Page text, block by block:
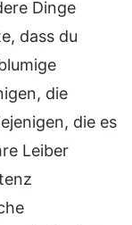
Dinge
dass du
die
die es
Leiber